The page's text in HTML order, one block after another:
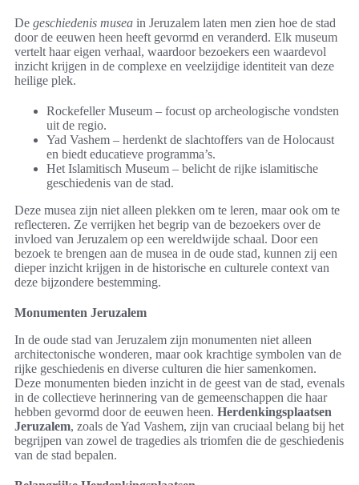
De geschiedenis musea in Jeruzalem laten men zien hoe de stad
door de eeuwen heen heeft gevormd en veranderd. Elk museum
vertelt haar eigen verhaal, waardoor bezoekers een waardevol
inzicht krijgen in de complexe en veelzijdige identiteit van deze
heilige plek.
Rockefeller Museum – focust op archeologische vondsten
uit de regio.
Yad Vashem – herdenkt de slachtoffers van de Holocaust
en biedt educatieve programma’s.
Het Islamitisch Museum – belicht de rijke islamitische
geschiedenis van de stad.
Deze musea zijn niet alleen plekken om te leren, maar ook om te
reflecteren. Ze verrijken het begrip van de bezoekers over de
invloed van Jeruzalem op een wereldwijde schaal. Door een
bezoek te brengen aan de musea in de oude stad, kunnen zij een
dieper inzicht krijgen in de historische en culturele context van
deze bijzondere bestemming.
Monumenten Jeruzalem
In de oude stad van Jeruzalem zijn monumenten niet alleen
architectonische wonderen, maar ook krachtige symbolen van de
rijke geschiedenis en diverse culturen die hier samenkomen.
Deze monumenten bieden inzicht in de geest van de stad, evenals
in de collectieve herinnering van de gemeenschappen die haar
hebben gevormd door de eeuwen heen. Herdenkingsplaatsen
Jeruzalem, zoals de Yad Vashem, zijn van cruciaal belang bij het
begrijpen van zowel de tragedies als triomfen die de geschiedenis
van de stad bepalen.